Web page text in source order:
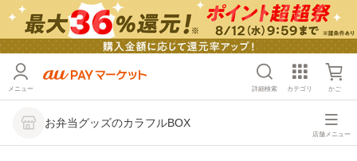
メニュー 詳細検索 カテゴリ かご
お弁当グッズのカラフルBOX
店舗メニュー